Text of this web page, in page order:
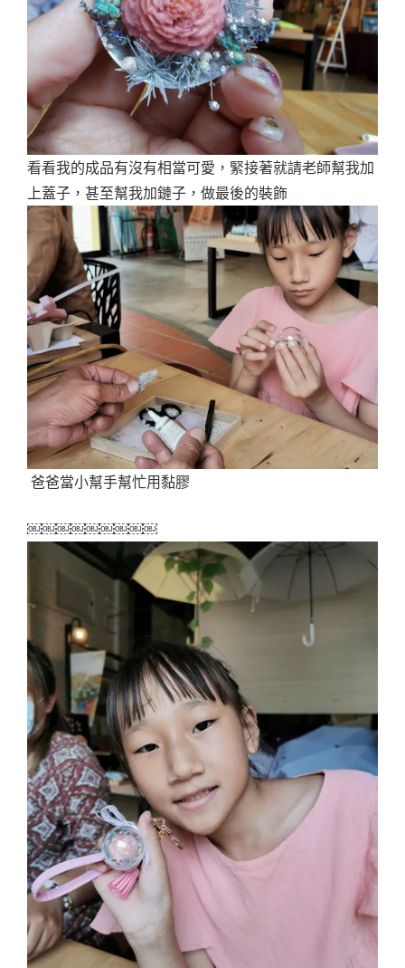
看看我的成品有沒有相當可愛，緊接著就請老師幫我加
上蓋子，甚至幫我加鏈子，做最後的裝飾
爸爸當小幫手幫忙用黏膠
￼￼￼￼￼￼￼￼￼